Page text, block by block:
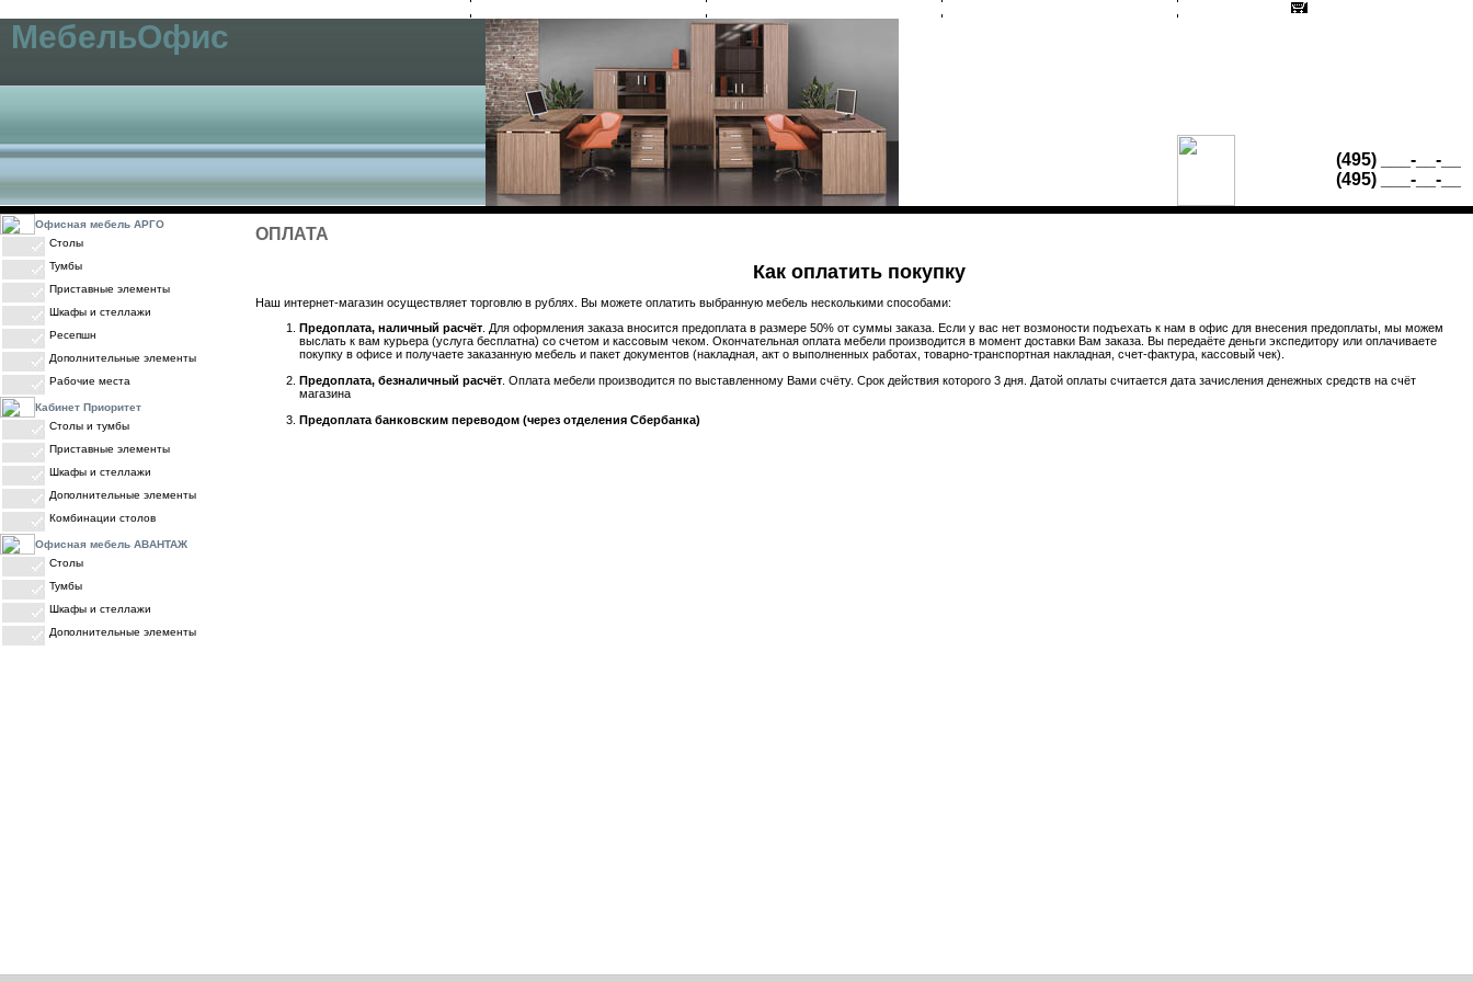
МебельОфис
(495)
___-__-__
(495)
___-__-__
Офисная мебель АРГО
Столы
Тумбы
Приставные элементы
Шкафы и стеллажи
Ресепшн
Дополнительные элементы
Рабочие места
Кабинет Приоритет
Столы и тумбы
Приставные элементы
Шкафы и стеллажи
Дополнительные элементы
Комбинации столов
Офисная мебель АВАНТАЖ
Столы
Тумбы
Шкафы и стеллажи
Дополнительные элементы
ОПЛАТА
Как оплатить покупку
Наш интернет-магазин осуществляет торговлю в рублях. Вы можете оплатить выбранную мебель несколькими способами:
Предоплата, наличный расчёт . Для оформления заказа вносится предоплата в размере 50% от суммы заказа. Если у вас нет возмоности подъехать к нам в офис для внесения предоплаты, мы можем
выслать к вам курьера (услуга бесплатна) со счетом и кассовым чеком. Окончательная оплата мебели производится в момент доставки Вам заказа. Вы передаёте деньги экспедитору или оплачиваете
покупку в офисе и получаете заказанную мебель и пакет документов (накладная, акт о выполненных работах, товарно-транспортная накладная, счет-фактура, кассовый чек).
Предоплата, безналичный расчёт . Оплата мебели производится по выставленному Вами счёту. Срок действия которого 3 дня. Датой оплаты считается дата зачисления денежных средств на счёт
магазина
Предоплата банковским переводом (через отделения Сбербанка)